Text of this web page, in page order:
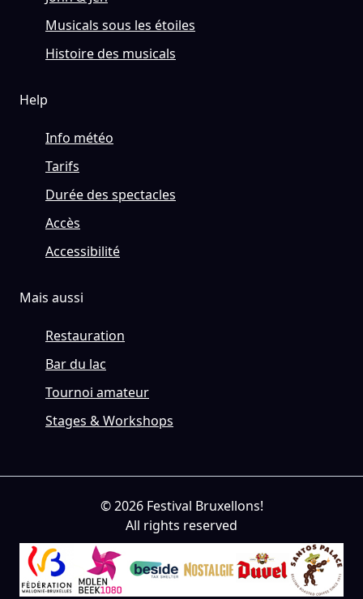
Musicals sous les étoiles
Histoire des musicals
Help
Info météo
Tarifs
Durée des spectacles
Accès
Accessibilité
Mais aussi
Restauration
Bar du lac
Tournoi amateur
Stages & Workshops
© 2026 Festival Bruxellons!
All rights reserved